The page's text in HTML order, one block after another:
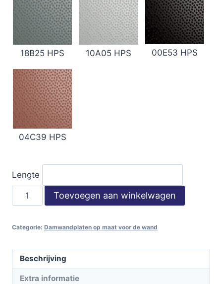
18B25 HPS 10A05 HPS 00E53 HPS
04C39 HPS
Lengte
76
-
Standaard
Toevoegen aan winkelwagen
Categorie: Damwandplaten op maat voor de wand
Beschrijving
Extra informatie